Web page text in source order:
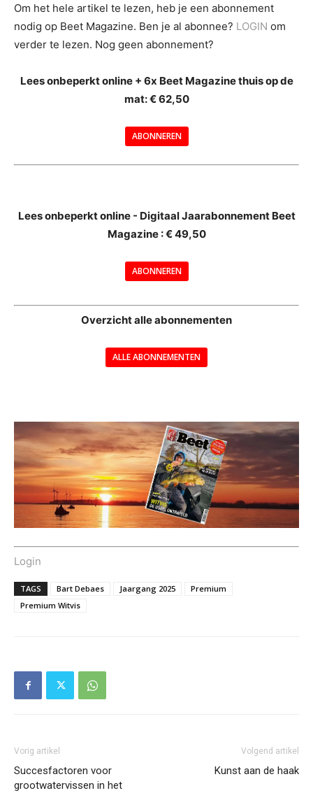
Om het hele artikel te lezen, heb je een abonnement
nodig op Beet Magazine. Ben je al abonnee? LOGIN om
verder te lezen. Nog geen abonnement?
Lees onbeperkt online + 6x Beet Magazine thuis op de
mat: € 62,50
ABONNEREN
Lees onbeperkt online - Digitaal Jaarabonnement Beet
Magazine : € 49,50
ABONNEREN
Overzicht alle abonnementen
ALLE ABONNEMENTEN
Login
TAGS Bart Debaes Jaargang 2025
Premium
Premium Witvis
Vorig artikel
Succesfactoren voor
grootwatervissen in het
Volgend artikel
Kunst aan de haak